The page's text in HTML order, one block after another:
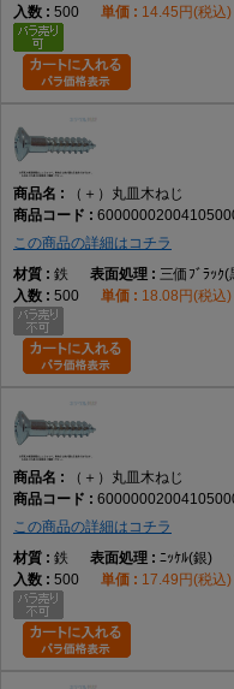
500
14.45円(税込)
（＋）丸皿木ねじ
この商品の詳細はコチラ
鉄
三価ﾌﾞﾗｯｸ(
500
18.08円(税込)
（＋）丸皿木ねじ
この商品の詳細はコチラ
鉄
ﾆｯｹﾙ(銀)
500
17.49円(税込)